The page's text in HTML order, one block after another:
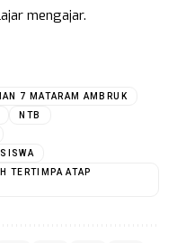
mengajar.
7 MATARAM AMBRUK
NTB
TERTIMPA ATAP